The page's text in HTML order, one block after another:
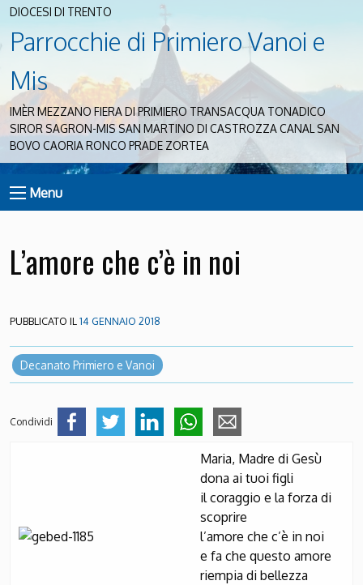
DIOCESI DI TRENTO
Parrocchie di Primiero Vanoi e
Mis
IMÈR MEZZANO FIERA DI PRIMIERO TRANSACQUA TONADICO
SIROR SAGRON-MIS SAN MARTINO DI CASTROZZA CANAL SAN
BOVO CAORIA RONCO PRADE ZORTEA
Menu
L’amore che c’è in noi
PUBBLICATO IL14 GENNAIO 2018
Decanato Primiero e Vanoi
Condividi
Maria, Madre di Gesù
dona ai tuoi figli
il coraggio e la forza di
scoprire
l’amore che c’è in noi
e fa che questo amore
riempia di bellezza